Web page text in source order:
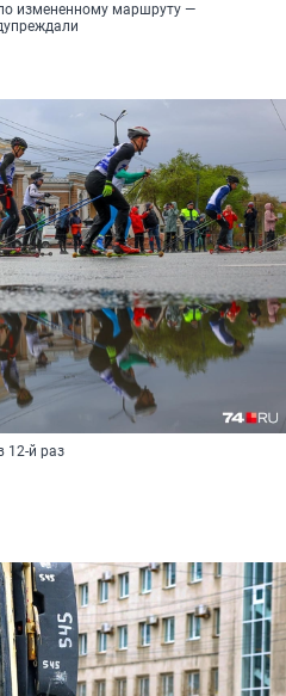
измененному маршруту —
12-й раз